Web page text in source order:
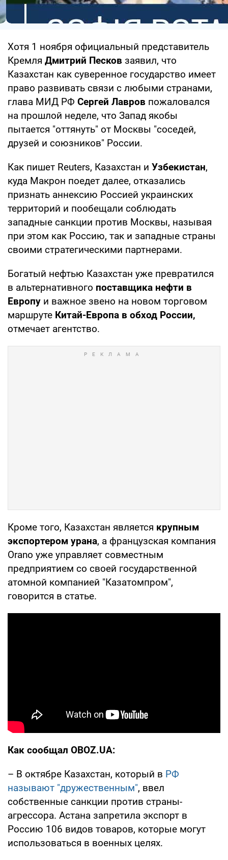
Хотя 1 ноября официальный представитель
Кремля Дмитрий Песков заявил, что
Казахстан как суверенное государство имеет
право развивать связи с любыми странами,
глава МИД РФ Сергей Лавров пожаловался
на прошлой неделе, что Запад якобы
пытается "оттянуть" от Москвы "соседей,
друзей и союзников" России.
Как пишет Reuters, Казахстан и Узбекистан,
куда Макрон поедет далее, отказались
признать аннексию Россией украинских
территорий и пообещали соблюдать
западные санкции против Москвы, называя
при этом как Россию, так и западные страны
своими стратегическими партнерами.
Богатый нефтью Казахстан уже превратился
в альтернативного поставщика нефти в
Европу и важное звено на новом торговом
маршруте Китай-Европа в обход России,
отмечает агентство.
Кроме того, Казахстан является крупным
экспортером урана, а французская компания
Orano уже управляет совместным
предприятием со своей государственной
атомной компанией "Казатомпром",
говорится в статье.
Как сообщал OBOZ.UA:
– В октябре Казахстан, который в РФ
называют "дружественным", ввел
собственные санкции против страны-
агрессора. Астана запретила экспорт в
Россию 106 видов товаров, которые могут
использоваться в военных целях.